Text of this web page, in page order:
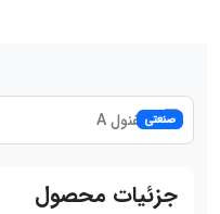
صنعتی
جزئیات محصول